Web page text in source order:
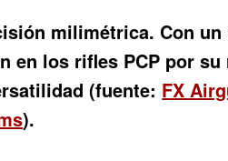
milimétrica. Con
en los rifles PCP por
(fuente: FX
).